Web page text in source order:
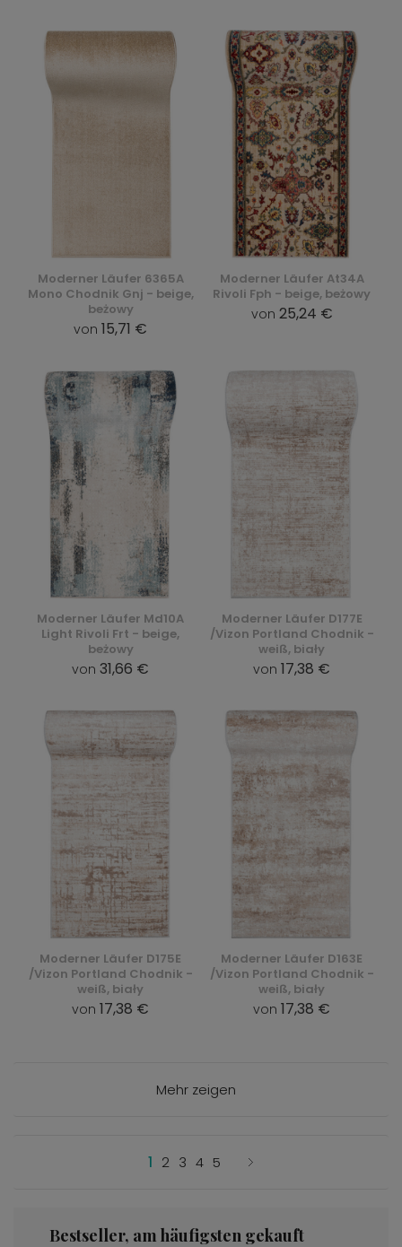
Moderner Läufer 6365A
Mono Chodnik Gnj - beige,
beżowy
von 15,71 €
Moderner Läufer At34A
Rivoli Fph - beige, beżowy
von 25,24 €
Moderner Läufer Md10A
Light Rivoli Frt - beige,
beżowy
von 31,66 €
Moderner Läufer D177E
/Vizon Portland Chodnik -
weiß, biały
von 17,38 €
Moderner Läufer D175E
/Vizon Portland Chodnik -
weiß, biały
von 17,38 €
Moderner Läufer D163E
/Vizon Portland Chodnik -
weiß, biały
von 17,38 €
Mehr zeigen
1 2 3 4 5
Bestseller, am häufigsten gekauft